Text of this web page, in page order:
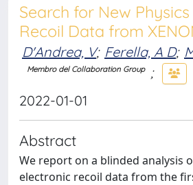
Search for New
Recoil Data from
D'Andrea, V; Ferella, A D;
Membro del Collaboration Group
;
2022-01-01
Abstract
We report on a blinded analysis
electronic recoil data from the